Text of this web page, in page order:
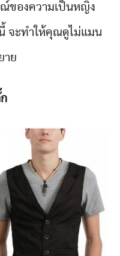
ของความเป็นหญิง
จะทำให้คุณดูไม่แมน
าย